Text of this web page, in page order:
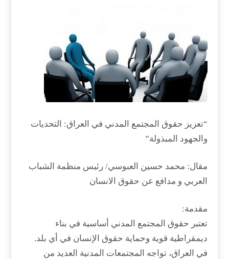
“تعزيز حقوق المجتمع المدني في العراق: التحديات
والجهود المبذولة”
مقال: محمد حسين العبوسي/ رئيس منظمة الشباب
العربي و مدافع عن حقوق الانسان
مقدمة:
تعتبر حقوق المجتمع المدني أساسية في بناء
ديمقراطية قوية وحماية حقوق الإنسان في أي بلد.
في العراق، تواجه المجتمعات المدنية العديد من